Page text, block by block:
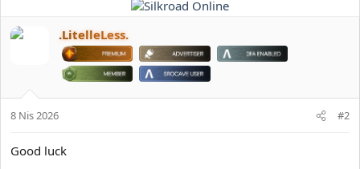
i
l
.LitelleLess.
8 Nis 2026 #2
Good luck